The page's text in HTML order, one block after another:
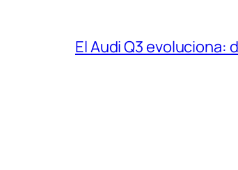
El Audi Q3